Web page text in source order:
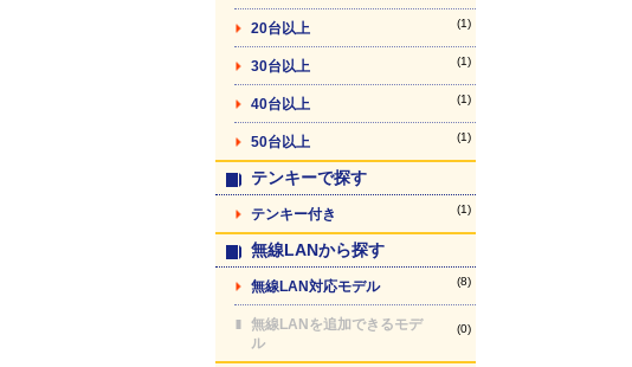
20台以上 (1)
30台以上 (1)
40台以上 (1)
50台以上 (1)
テンキーで探す
テンキー付き (1)
無線LANから探す
無線LAN対応モデル (8)
無線LANを追加できるモデ
ル
(0)